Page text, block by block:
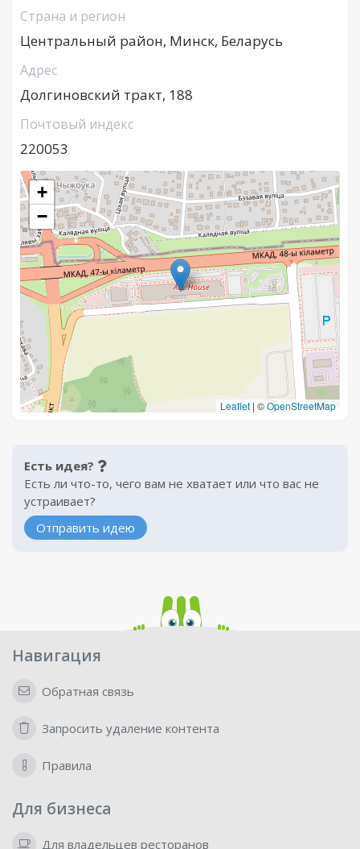
Страна и регион
Центральный район, Минск, Беларусь
Адрес
Долгиновский тракт, 188
Почтовый индекс
220053
+
−
Leaflet | ©OpenStreetMap
Есть идея?
Есть ли что-то, чего вам не хватает или что вас не
устраивает?
Отправить идею
Навигация
Обратная связь
Запросить удаление контента
Правила
Для бизнеса
Для владельцев ресторанов